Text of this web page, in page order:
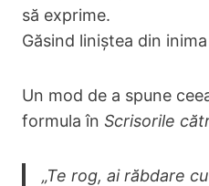
să exprime.
Găsind liniștea din
Un mod de a spune
formula în Scrisorile
„Te rog, ai răbdare